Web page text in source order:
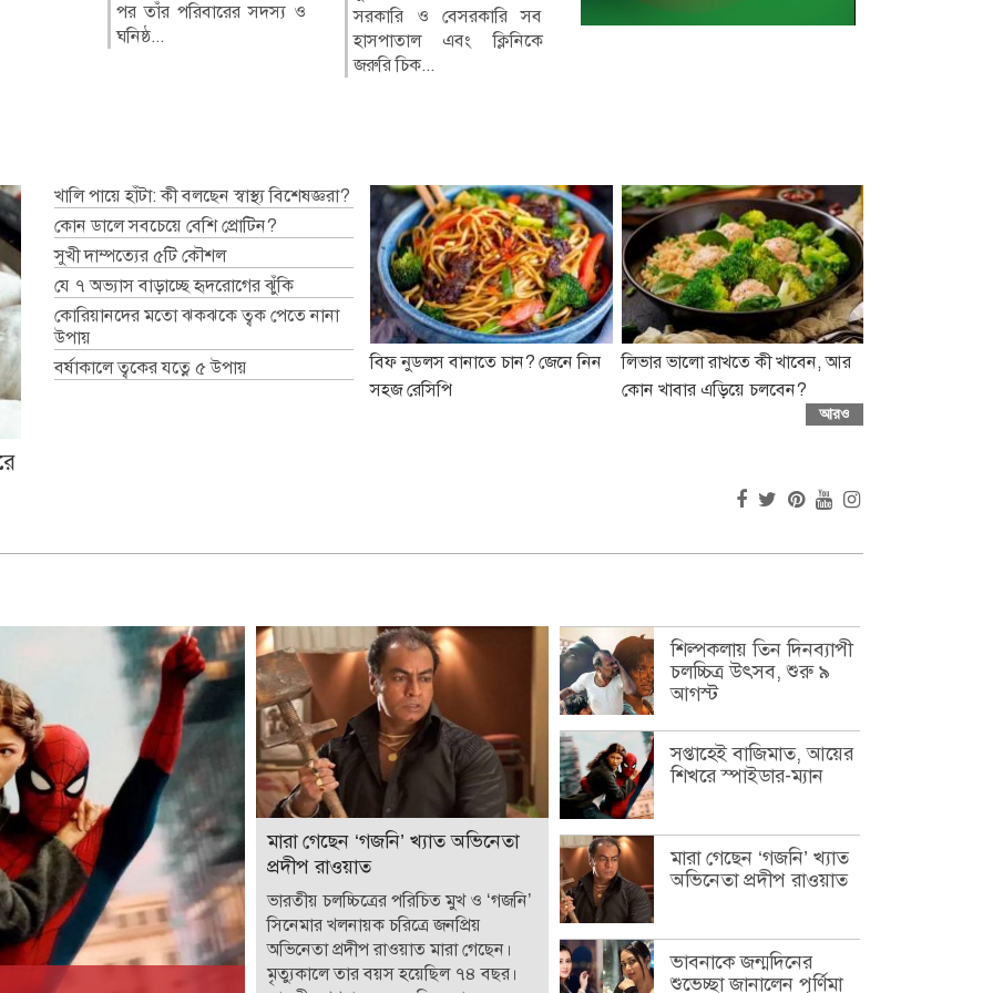
অভিবাসনের মাধ্যমে বিদেশগামী
কর্মীদের প্রতারণার ঝুঁ...
বাবুর বিরুদ্ধে দায়ের করা...
আন্দোলন ঘিরে সংঘটিত...
সরকারি ও বেসরকারি সব
হাসপাতাল এবং ক্লিনিকে
রেসপন্স ব্যা...
নোয়াখালীর সুবর্ণচর
খালি পায়ে হাঁটা: কী বলছেন স্বাস্থ্য বিশেষজ্ঞরা?
কোন ডালে সবচেয়ে বেশি প্রোটিন?
সুখী দাম্পত্যের ৫টি কৌশল
যে ৭ অভ্যাস বাড়াচ্ছে হৃদরোগের ঝুঁকি
কোরিয়ানদের মতো ঝকঝকে ত্বক পেতে নানা
উপায়
বর্ষাকালে ত্বকের যত্নে ৫ উপায়
বিফ নুডলস বানাতে চান? জেনে নিন
সহজ রেসিপি
লিভার ভালো রাখতে কী খাবেন, আর
কোন খাবার এড়িয়ে চলবেন?
আরও
মারা গেছেন ‘গজনি’ খ্যাত অভিনেতা
প্রদীপ রাওয়াত
ভারতীয় চলচ্চিত্রের পরিচিত মুখ ও ‘গজনি’
সিনেমার খলনায়ক চরিত্রে জনপ্রিয়
অভিনেতা প্রদীপ রাওয়াত মারা গেছেন।
মৃত্যুকালে তার বয়স হয়েছিল ৭৪ বছর।
শিল্পকলায় তিন দিনব্যাপী
চলচ্চিত্র উৎসব, শুরু ৯
আগস্ট
সপ্তাহেই বাজিমাত, আয়ের
শিখরে স্পাইডার-ম্যান
মারা গেছেন ‘গজনি’ খ্যাত
অভিনেতা প্রদীপ রাওয়াত
ভাবনাকে জন্মদিনের
শুভেচ্ছা জানালেন পূর্ণিমা